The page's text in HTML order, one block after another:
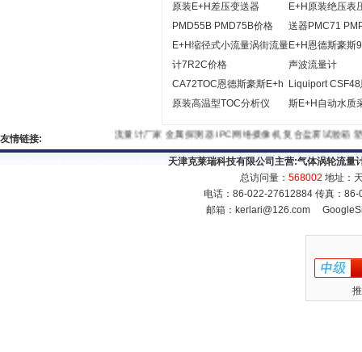
原装E+H差压变送器
PMD55B PMD75B价格
E+H原装绝压表
送器PMC71
E+H缩径式小流量涡街流量
计7R2C价格
E+H恩德斯豪斯
声波流量计
CA72TOC恩德斯豪斯E+h
原装高温型TOC分析仪
Liquiport
斯E+H自动水质
友情链接: 流量计厂家金属探测器IPC网络摄像机复合盐雾试验箱塑
天津克莱瑞科技有限公司主营:气体涡轮流量
总访问量： 568002 地址：
电话：86-022-27612884 传真：
邮箱： kerlari@126.com